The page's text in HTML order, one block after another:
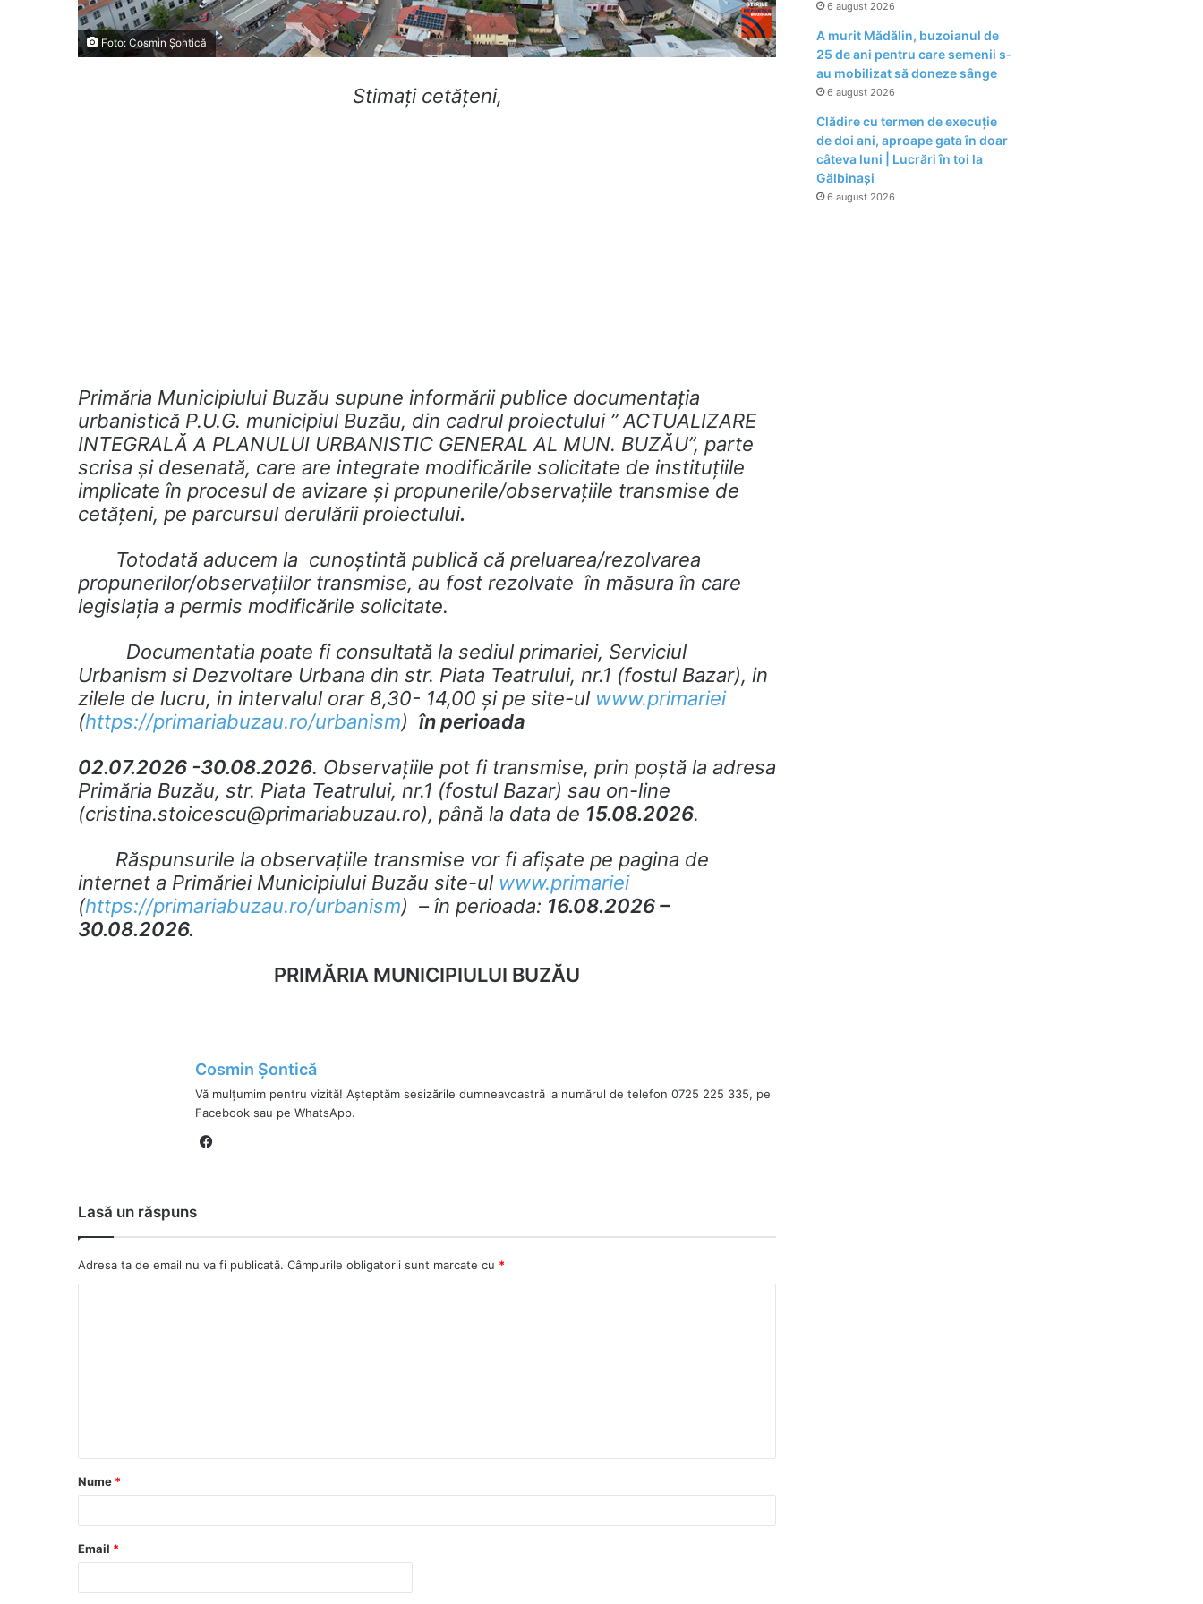
Foto: Cosmin Șontică
Stimaţi cetăţeni,
Primăria Municipiului Buzău supune informării publice documentația
urbanistică P.U.G. municipiul Buzău, din cadrul proiectului ” ACTUALIZARE
INTEGRALĂ A PLANULUI URBANISTIC GENERAL AL MUN. BUZĂU”, parte
scrisa și desenată, care are integrate modificările solicitate de instituțiile
implicate în procesul de avizare și propunerile/observațiile transmise de
cetățeni, pe parcursul derulării proiectului.
Totodată aducem la cunoștintă publică că preluarea/rezolvarea
propunerilor/observațiilor transmise, au fost rezolvate în măsura în care
legislația a permis modificările solicitate.
Documentatia poate fi consultată la sediul primariei, Serviciul
Urbanism si Dezvoltare Urbana din str. Piata Teatrului, nr.1 (fostul Bazar), in
zilele de lucru, in intervalul orar 8,30- 14,00 şi pe site-ul www.primariei
(https://primariabuzau.ro/urbanism) în perioada
02.07.2026 -30.08.2026. Observaţiile pot fi transmise, prin poştă la adresa
Primăria Buzău, str. Piata Teatrului, nr.1 (fostul Bazar) sau on-line
(cristina.stoicescu@primariabuzau.ro), până la data de 15.08.2026.
Răspunsurile la observaţiile transmise vor fi afişate pe pagina de
internet a Primăriei Municipiului Buzău site-ul www.primariei
(https://primariabuzau.ro/urbanism) – în perioada: 16.08.2026 –
30.08.2026.
PRIMĂRIA MUNICIPIULUI BUZĂU
Cosmin Șontică
Vă mulțumim pentru vizită! Așteptăm sesizările dumneavoastră la numărul de telefon 0725 225 335, pe
Facebook sau pe WhatsApp.
Lasă un răspuns
Adresa ta de email nu va fi publicată. Câmpurile obligatorii sunt marcate cu *
a
r
*
Nume *
Email *
6 august 2026
A murit Mădălin, buzoianul de
25 de ani pentru care semenii s-
au mobilizat să doneze sânge
6 august 2026
Clădire cu termen de execuție
de doi ani, aproape gata în doar
câteva luni | Lucrări în toi la
Gălbinași
6 august 2026